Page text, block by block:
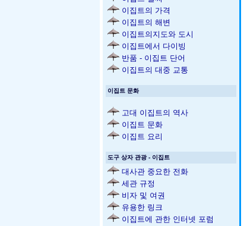
이집트의 가격
이집트의 해변
이집트의지도와 도시
이집트에서 다이빙
반품 - 이집트 단어
이집트의 대중 교통
이집트 문화
고대 이집트의 역사
이집트 문화
이집트 요리
도구 상자 관광 - 이집트
대사관 중요한 전화
세관 규정
비자 및 여권
유용한 링크
이집트에 관한 인터넷 포럼